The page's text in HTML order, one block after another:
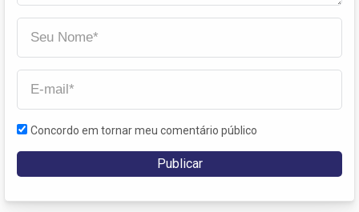
Concordo em tornar meu comentário público